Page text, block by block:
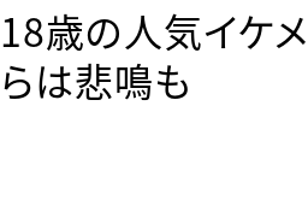
18歳の人気イケ
らは悲鳴も